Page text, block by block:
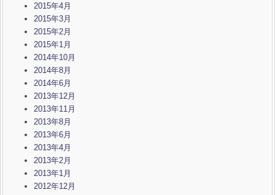
2015年4月
2015年3月
2015年2月
2015年1月
2014年10月
2014年8月
2014年6月
2013年12月
2013年11月
2013年8月
2013年6月
2013年4月
2013年2月
2013年1月
2012年12月